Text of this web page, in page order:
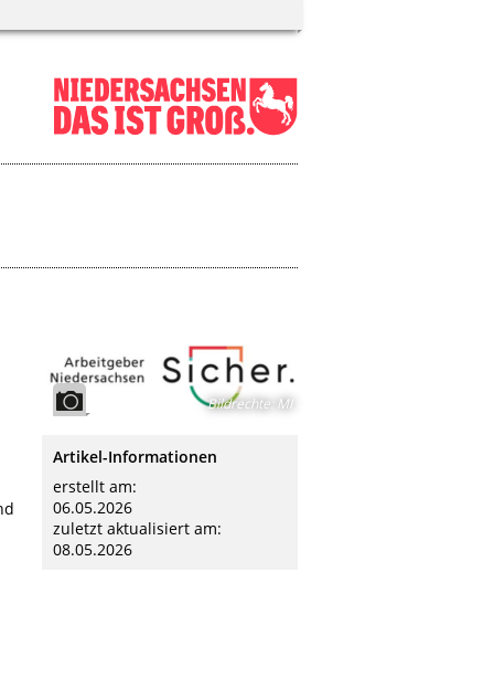
Bildrechte: MI
Artikel-Informationen
erstellt am:
06.05.2026
zuletzt aktualisiert am:
08.05.2026